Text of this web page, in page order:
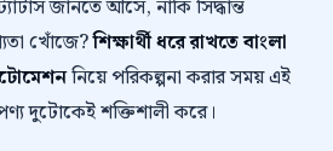
জানতে আসে, নাকি সিদ্ধান্ত
খোঁজে?শিক্ষার্থী ধরে রাখতে বাংলা
নিয়ে পরিকল্পনা করার সময় এই
দুটোকেই শক্তিশালী করে।